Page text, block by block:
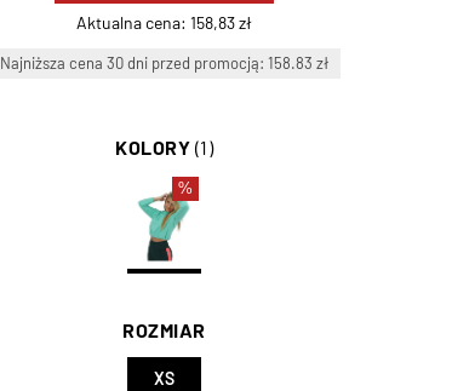
Aktualna cena:158,83 zł
Najniższa cena 30 dni przed promocją: 158.83 zł
KOLORY (1)
%
ROZMIAR
XS